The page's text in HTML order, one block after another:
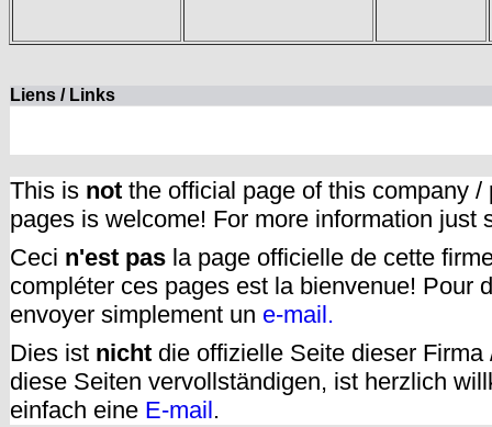
Liens / Links
This is not the official page of this company
pages is welcome! For more information just
Ceci n'est pas la page officielle de cette
compléter ces pages est la bienvenue! Pour
envoyer simplement un e-mail.
Dies ist nicht die offizielle Seite dieser
diese Seiten vervollständigen, ist herzlich
einfach eine E-mail .